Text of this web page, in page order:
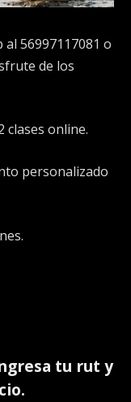
56997117081 o
de los
clases online.
personalizado
tu rut y